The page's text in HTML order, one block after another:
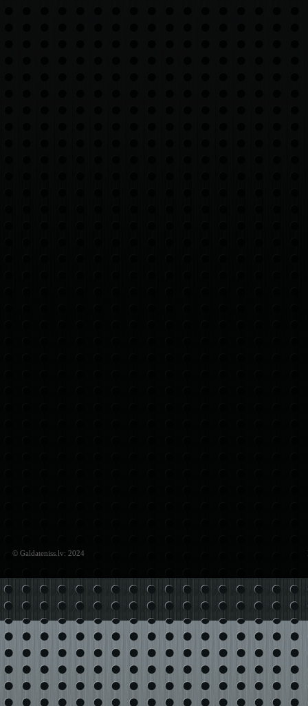
© Galdateniss.lv: 2024